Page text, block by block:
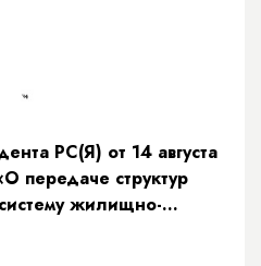
РС(Я) от 14 августа
передаче структур
жилищно-